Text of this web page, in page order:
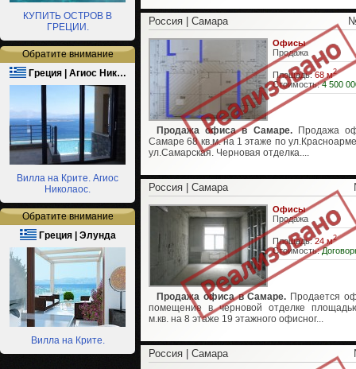
КУПИТЬ ОСТРОВ В
ГРЕЦИИ.
Обратите внимание
Греция | Агиос Ник…
Вилла на Крите. Агиос
Николаос.
Обратите внимание
Греция | Элунда
Вилла на Крите.
Россия | Самара
Офисы
Продажа
Площадь:68 м2
Стоимость: 4 500
Продажа офиса в Самаре.Продажа
Самаре 68 кв.м. на 1 этаже по
ул.Самарская. Черновая отделка....
Россия | Самара
Офисы
Продажа
Площадь:24 м2
Стоимость:
Продажа офиса в Самаре. Продается
помещение в черновой отделке
м.кв. на 8 этаже 19 этажного офисног...
Россия | Самара